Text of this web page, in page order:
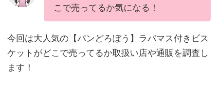
こで売ってるか気になる！
今回は大人気の【パンどろぼう】ラバマス付きビス
ケットがどこで売ってるか取扱い店や通販を調査し
ます！